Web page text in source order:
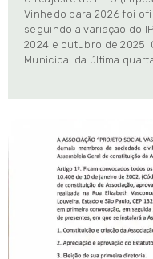
Vinhedo para 2026 foi
seguindo a variação do
2024 e outubro de 2025.
Municipal da última